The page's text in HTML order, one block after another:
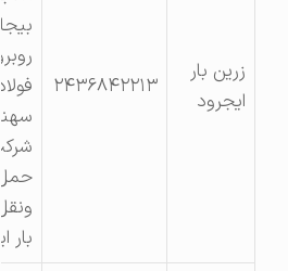
زرین بار
ایجرود
۲۴۳۶۸۴۲۲۱۳
بیجار
روبروی
فولاد
سهند
شرکت
حمل
ونقل زرین
بار ایجرود